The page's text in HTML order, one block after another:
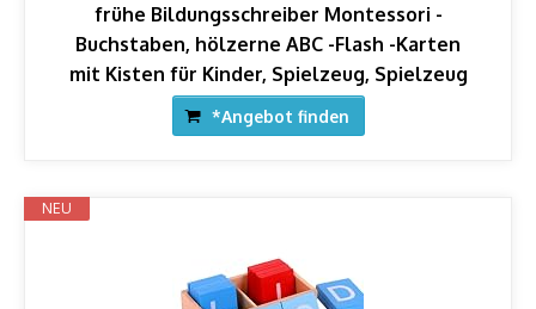
frühe Bildungsschreiber Montessori -
Buchstaben, hölzerne ABC -Flash -Karten
mit Kisten für Kinder, Spielzeug, Spielzeug
*Angebot finden
NEU